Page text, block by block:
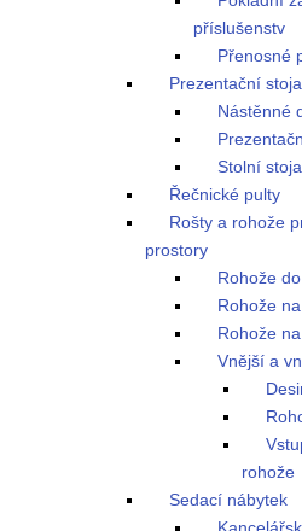
příslušenstv
Přenosné
Prezentační
Nástěnné
Stolní
Řečnické pulty
Rošty a rohože
prostory
Rohože
Rohože
Rohože
Vnější a
rohože
Sedací nábytek